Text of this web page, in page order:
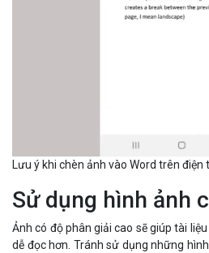
Lưu ý khi chèn ảnh vào Word trên điện
Sử dụng hình ảnh
Ảnh có độ phân giải cao sẽ giúp tài
dễ đọc hơn. Tránh sử dụng những